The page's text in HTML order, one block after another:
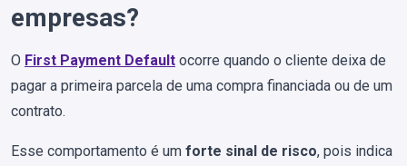
empresas?
O First Payment Default ocorre quando o cliente deixa de
pagar a primeira parcela de uma compra financiada ou de um
contrato.
Esse comportamento é um forte sinal de risco, pois indica